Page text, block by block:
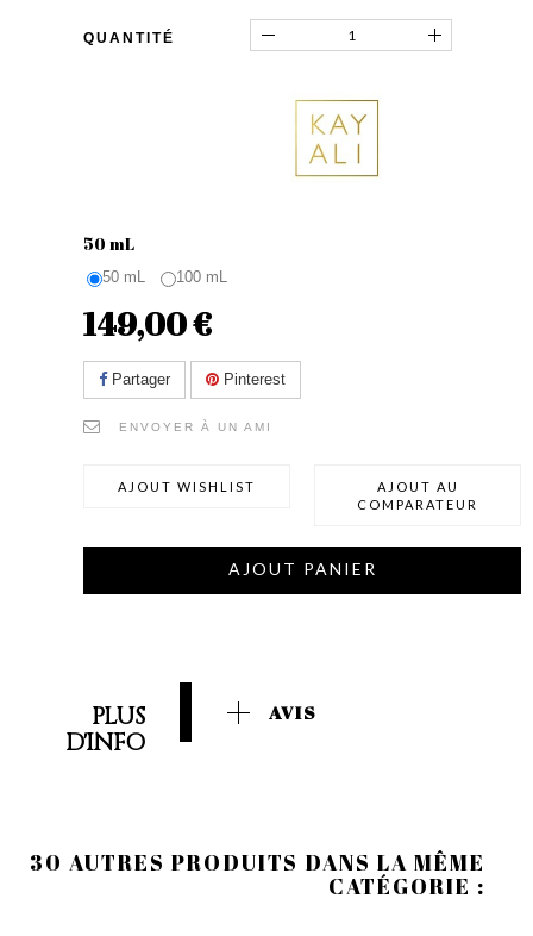
QUANTITÉ
50 mL
50 mL 100 mL
149,00 €
Partager Pinterest
ENVOYER À UN AMI
AJOUT WISHLIST
AJOUT AU
COMPARATEUR
AJOUT PANIER
PLUS
D'INFO
AVIS
30 AUTRES PRODUITS DANS LA MÊME
CATÉGORIE :